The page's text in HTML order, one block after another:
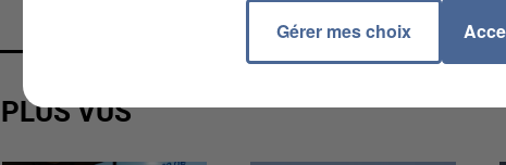
VUS
Gérer mes choix